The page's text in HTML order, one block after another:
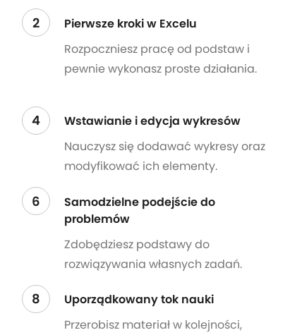
2
Pierwsze kroki w Excelu
Rozpoczniesz pracę od podstaw i
pewnie wykonasz proste działania.
4
Wstawianie i edycja wykresów
Nauczysz się dodawać wykresy oraz
modyfikować ich elementy.
6
Samodzielne podejście do
problemów
Zdobędziesz podstawy do
rozwiązywania własnych zadań.
8
Uporządkowany tok nauki
Przerobisz materiał w kolejności,